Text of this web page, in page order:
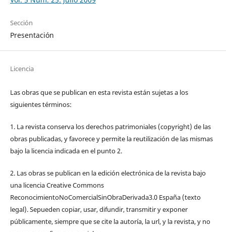
Sección
Presentación
Licencia
Las obras que se publican en esta revista están sujetas a los
siguientes términos:
1. La revista conserva los derechos patrimoniales (copyright) de las
obras publicadas, y favorece y permite la reutilización de las mismas
bajo la licencia indicada en el punto 2.
2. Las obras se publican en la edición electrónica de la revista bajo
una licencia Creative Commons
ReconocimientoNoComercialSinObraDerivada3.0 España (texto
legal). Sepueden copiar, usar, difundir, transmitir y exponer
públicamente, siempre que se cite la autoría, la url, y la revista, y no